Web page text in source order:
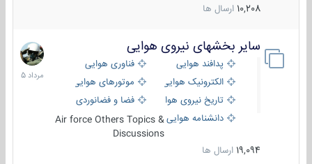
10,208 ارسال ها
سایر بخشهای نیروی هوایی
پدافند هوایی
فناوری هوایی
الکترونیک هوایی
موتورهای هوایی
تاریخ نیروی هوایی
فضا و فضانوردی
دانشنامه هواییAir force Others Topics &
Discussions
19,094 ارسال ها
2
مرداد
1405